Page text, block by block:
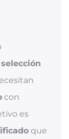
con
es
que